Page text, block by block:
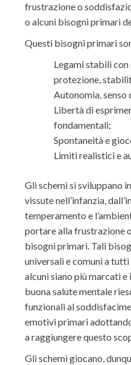
frustrazione o
o alcuni bisogni primari
Questi bisogni primari
Legami stabili
protezione,
Autonomia, senso
Libertà di
fondamentali;
Spontaneità e
Limiti realistici e
Gli schemi si sviluppano
vissute nell’infanzia,
temperamento e
portare alla frustrazione
bisogni primari. Tali
universali e comuni a
alcuni siano più marcati e
buona salute mentale
funzionali al
emotivi primari
a raggiungere questo
Gli schemi giocano,